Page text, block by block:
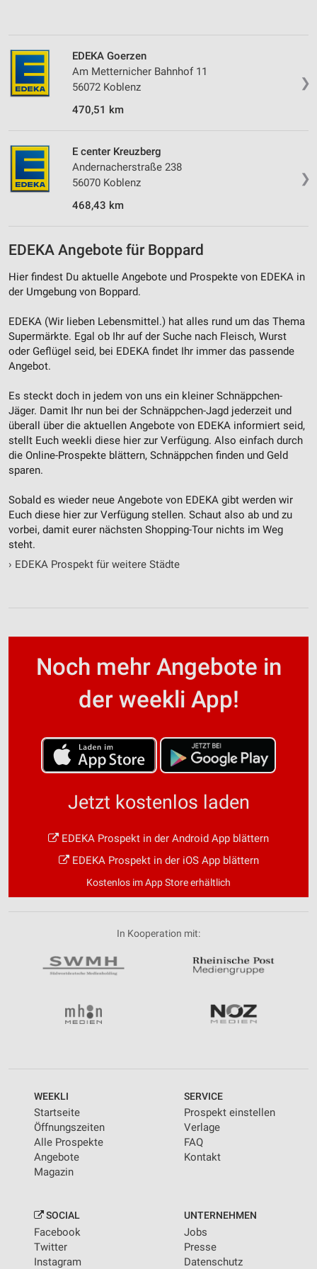
❯
EDEKA Goerzen
Am Metternicher Bahnhof 11
56072 Koblenz
470,51 km
❯
E center Kreuzberg
Andernacherstraße 238
56070 Koblenz
468,43 km
EDEKA Angebote für Boppard
Hier findest Du aktuelle Angebote und Prospekte von EDEKA in
der Umgebung von Boppard.
EDEKA (Wir lieben Lebensmittel.) hat alles rund um das Thema
Supermärkte. Egal ob Ihr auf der Suche nach Fleisch, Wurst
oder Geflügel seid, bei EDEKA findet Ihr immer das passende
Angebot.
Es steckt doch in jedem von uns ein kleiner Schnäppchen-
Jäger. Damit Ihr nun bei der Schnäppchen-Jagd jederzeit und
überall über die aktuellen Angebote von EDEKA informiert seid,
stellt Euch weekli diese hier zur Verfügung. Also einfach durch
die Online-Prospekte blättern, Schnäppchen finden und Geld
sparen.
Sobald es wieder neue Angebote von EDEKA gibt werden wir
Euch diese hier zur Verfügung stellen. Schaut also ab und zu
vorbei, damit eurer nächsten Shopping-Tour nichts im Weg
steht.
› EDEKA Prospekt für weitere Städte
Noch mehr Angebote in
der weekli App!
Jetzt kostenlos laden
EDEKA Prospekt in der Android App blättern
EDEKA Prospekt in der iOS App blättern
Kostenlos im App Store erhältlich
In Kooperation mit:
WEEKLI
Startseite
Öffnungszeiten
Alle Prospekte
Angebote
Magazin
SERVICE
Prospekt einstellen
Verlage
FAQ
Kontakt
SOCIAL
Facebook
Twitter
Instagram
UNTERNEHMEN
Jobs
Presse
Datenschutz
Kombinationen von Daten aus verschiedenen
Quellen
Entwicklung und Verbesserung der Angebote
IAB-Besonderheiten:
Verwendung genauer Standortdaten
Geräte anhand von aktiv angeforderten
Nicht-IAB-Verarbeitungszwecke:
Notwendig
Performance
Funktional
Werbung